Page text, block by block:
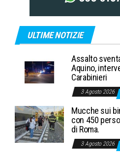
ULTIME NOTIZIE
Assalto
Aquino,
Carabinieri
3 Agosto 2026
Mucche sui
con 450
di Roma.
3 Agosto 2026